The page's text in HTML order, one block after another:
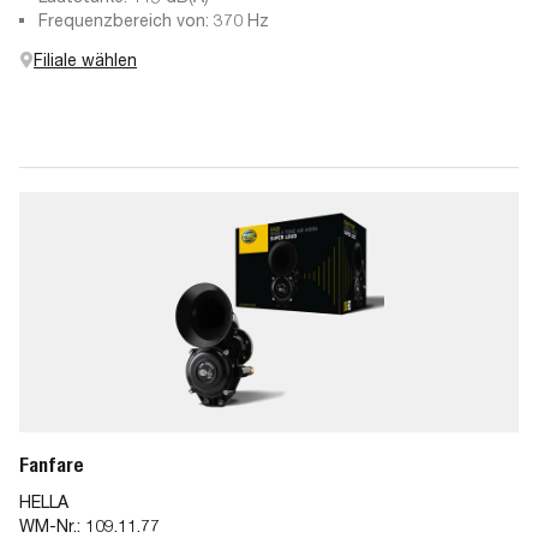
Frequenzbereich von: 370 Hz
Filiale wählen
Fanfare
HELLA
WM-Nr.: 109.11.77